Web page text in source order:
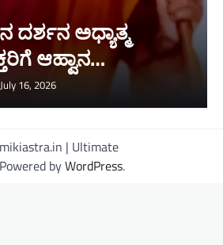
ಅಧ್ಯಾತ್ಮ
ಆಹ್ವಾನ…
July 16, 2026
| Ultimate
byWordPress.